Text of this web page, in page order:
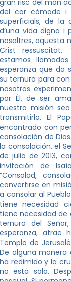
del cor còmode i
superficials, de la
d’una vida digna i
nosaltres, aquesta
Crist
estamos
esperanza que da
su ternura para
nosotros
por Él, de ser
nuestra misión
transmitirla. El
encontrado con
consolación de
la consolación, el
de julio de 2013,
invitación de
“Consolad,
convertirse en
a consolar al
tiene necesidad
tiene necesidad de
ternura del
esperanza, atrae
Templo de
De alguna manera
ha redimido y la
no está sola.